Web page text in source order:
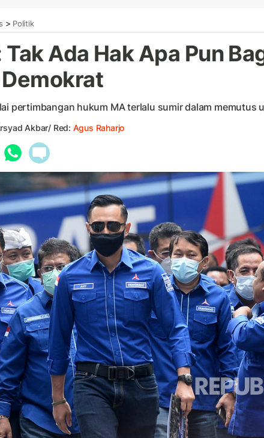
> Politik
Tak Ada Hak Apa Pun
pertimbangan hukum MA terlalu sumir dalam memutus
Akbar/ Red: Agus Raharjo